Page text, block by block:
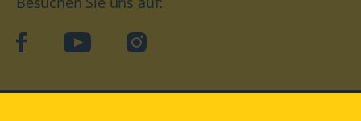
facebookYouTube Instagram